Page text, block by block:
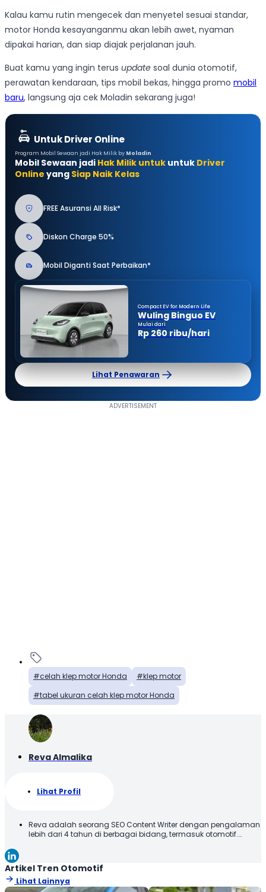
Kalau kamu rutin mengecek dan menyetel sesuai standar,
motor Honda kesayanganmu akan lebih awet, nyaman
dipakai harian, dan siap diajak perjalanan jauh.
Buat kamu yang ingin terus update soal dunia otomotif,
perawatan kendaraan, tips mobil bekas, hingga promo mobil
baru, langsung aja cek Moladin sekarang juga!
Untuk Driver Online
Program Mobil Sewaan jadi Hak Milik by Moladin
Mobil Sewaan jadi Hak Milik untuk untuk Driver
Online yang Siap Naik Kelas
FREE Asuransi All Risk*
Diskon Charge 50%
Mobil Diganti Saat Perbaikan*
Compact EV for Modern Life
Wuling Binguo EV
Mulai dari
Rp 260 ribu/hari
Lihat Penawaran
celah klep motor Honda
klep motor
tabel ukuran celah klep motor Honda
Reva Almalika
Lihat Profil
Reva adalah seorang SEO Content Writer dengan pengalaman
lebih dari 4 tahun di berbagai bidang, termasuk otomotif.
informatif, menarik, dan mudah dipahami oleh pembaca.
Artikel Tren Otomotif
Lihat Lainnya